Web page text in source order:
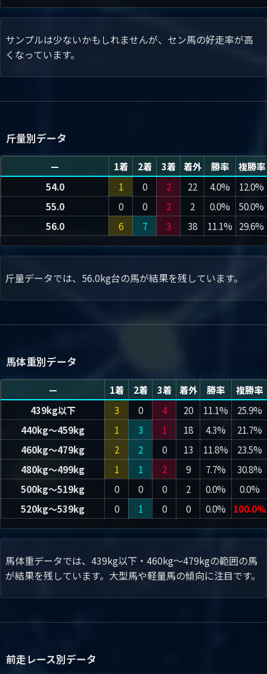
サンプルは少ないかもしれませんが、セン馬の好走率が高
くなっています。
斤量別データ
— 1着 2着 3着 着外 勝率
複勝率
54.0
1 0 2 22 4.0%
12.0%
55.0
0 0 2 2 0.0%
50.0%
56.0
6 7 3 38 11.1% 29.6%
斤量データでは、56.0kg台の馬が結果を残しています。
馬体重別データ
— 1着 2着 3着 着外 勝率
複勝率
439kg以下
3 0 4 20 11.1%
25.9%
440kg～459kg
1 3 1 18 4.3%
21.7%
460kg～479kg
2 2 0 13 11.8%
23.5%
480kg～499kg
1 1 2 9 7.7%
30.8%
500kg～519kg
0 0 0 2 0.0%
0.0%
520kg～539kg
0 1 0 0 0.0% 100.0%
馬体重データでは、439kg以下・460kg～479kgの範囲の馬
が結果を残しています。大型馬や軽量馬の傾向に注目です。
前走レース別データ